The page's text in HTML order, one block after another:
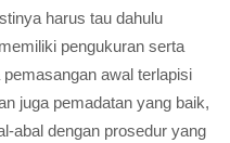
harus tau dahulu
pengukuran serta
awal terlapisi
juga pemadatan yang baik,
abal dengan prosedur yang